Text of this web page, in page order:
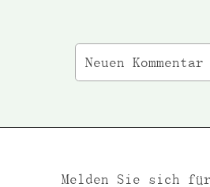
Neuen
Melden Sie sich